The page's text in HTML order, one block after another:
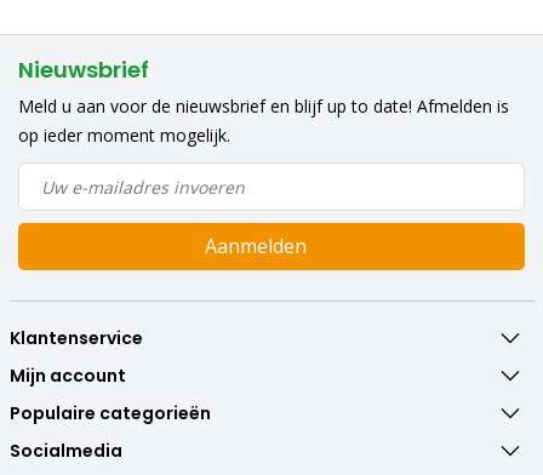
Nieuwsbrief
Meld u aan voor de nieuwsbrief en blijf up to date! Afmelden is
op ieder moment mogelijk.
Aanmelden
Klantenservice
Mijn account
Populaire categorieën
Socialmedia